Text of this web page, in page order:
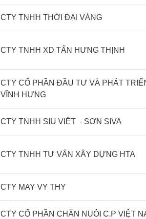
CTY TNHH THỜI ĐẠI VÀNG
CTY TNHH XD TẤN HƯNG THỊNH
CTY CỔ PHẦN ĐẦU TƯ VÀ PHÁT
VĨNH HƯNG
CTY TNHH SIU VIỆT - SƠN SIVA
CTY TNHH TƯ VẤN XÂY DỰNG HTA
CTY MAY VY THY
CTY CỔ PHẦN CHĂN NUÔI C.P VIỆT